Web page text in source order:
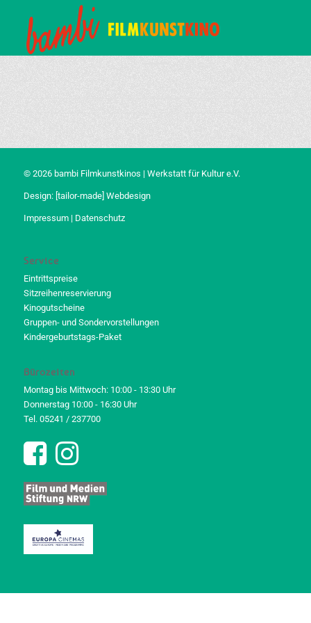
© 2026 bambi Filmkunstkinos | Werkstatt für Kultur e.V.
Design: [tailor-made] Webdesign
Impressum| Datenschutz
Service
Eintrittspreise
Sitzreihenreservierung
Kinogutscheine
Gruppen- und Sondervorstellungen
Kindergeburtstags-Paket
Bürozeiten
Montag bis Mittwoch: 10:00 - 13:30 Uhr
Donnerstag 10:00 - 16:30 Uhr
Tel. 05241 / 237700